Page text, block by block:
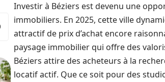
Investir à Béziers est devenu une
immobiliers. En 2025, cette ville
attractif de prix d’achat encore
paysage immobilier qui offre des
Béziers attire des acheteurs à la
locatif actif. Que ce soit pour des